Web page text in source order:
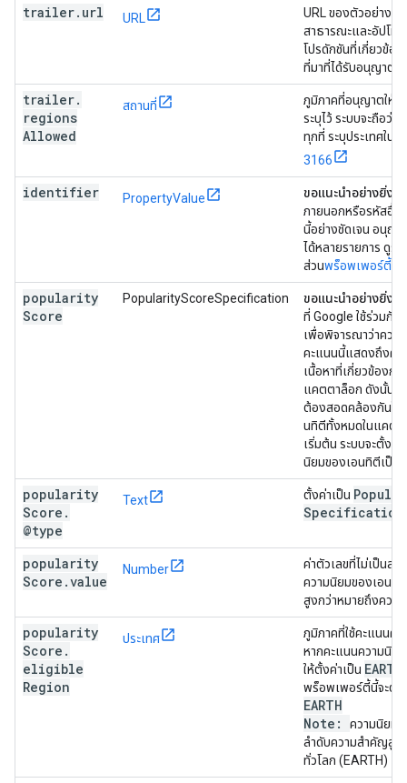
trailer. url URL
URL ของตัวอย่างที่
สาธารณะและอัปโห
โปรดักชันที่เกี่ยวข้อ
ที่มาที่ได้รับอนุญาต
trailer.
regions
Allowed
สถานที่
ภูมิภาคที่อนุญาตให้มี
ระบุไว้ ระบบจะถือว่
ทุกที่ ระบุประเทศใน
3166
identifier PropertyValue ขอแนะนำอย่างยิ่ง
ภายนอกหรือรหัสอื่น
นี้อย่างชัดเจน อนุญา
ได้หลายรายการ ดูรา
ส่วนพร็อพเพอร์ตี้ตัว
popularity
Score
PopularityScoreSpecification ขอแนะนำอย่างยิ่ง
ที่ Google ใช้ร่วมกั
เพื่อพิจารณาว่าควรเ
คะแนนนี้แสดงถึงคว
เนื้อหาที่เกี่ยวข้องกับ
แคตตาล็อก ดังนั้นร
ต้องสอดคล้องกันใน
นทิตีทั้งหมดในแคตต
เริ่มต้น ระบบจะตั้งค
นิยมของเอนทิตีเป็น
popularity
Score .
@type
Text ตั้งค่าเป็น
Specification
popularity
Score .value
Number
ค่าตัวเลขที่ไม่เป็นล
ความนิยมของเอนทิ
สูงกว่าหมายถึงควา
popularity
Score .
eligible
Region
ประเทศ
ภูมิภาคที่ใช้คะแนนคว
หากคะแนนความนิยม
ให้ตั้งค่าเป็น EARTH
พร็อพเพอร์ตี้นี้จะตั้ง
EARTH
Note: ความนิยมเ
ลำดับความสำคัญสูง
ทั่วโลก (EARTH)